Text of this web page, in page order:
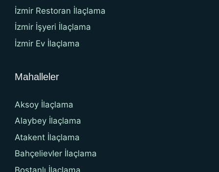
İzmir Restoran İlaçlama
İzmir İşyeri İlaçlama
İzmir Ev İlaçlama
Mahalleler
Aksoy İlaçlama
Alaybey İlaçlama
Atakent İlaçlama
Bahçelievler İlaçlama
Bostanlı İlaçlama